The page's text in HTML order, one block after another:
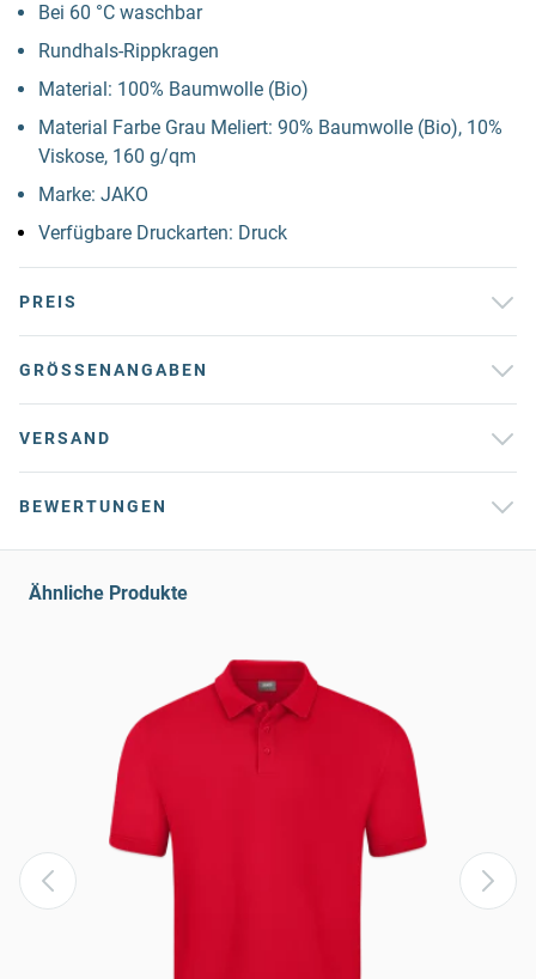
Bei 60 °C waschbar
Rundhals-Rippkragen
Material: 100% Baumwolle (Bio)
Material Farbe Grau Meliert: 90% Baumwolle (Bio), 10%
Viskose, 160 g/qm
Marke: JAKO
Verfügbare Druckarten: Druck
PREIS
GRÖSSENANGABEN
VERSAND
BEWERTUNGEN
Ähnliche Produkte